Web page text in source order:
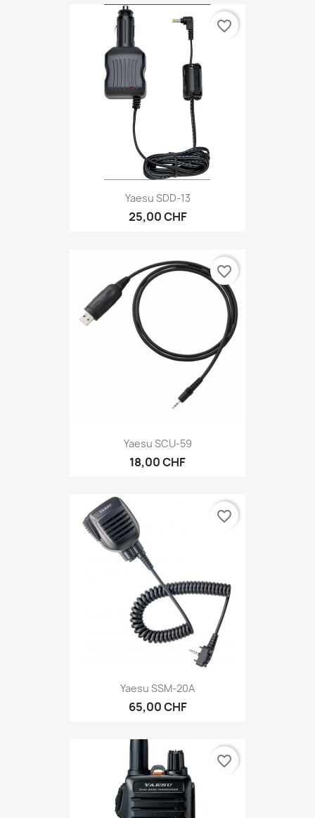
Yaesu SDD-13
25,00 CHF
favorite_border
Yaesu SCU-59
18,00 CHF
favorite_border
Yaesu SSM-20A
65,00 CHF
favorite_border
favorite_border